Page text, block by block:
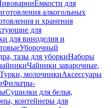
Емкости для
алкогольных
и хранения
для
для виноделия и
Уборочный
тазы для уборкиНаборы
Чайники заварочные,
Турки, молочникиАксессуары
Фильтры-
Сушилки для белья,
контейнеры для